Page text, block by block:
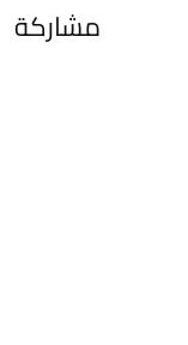
مشاركة